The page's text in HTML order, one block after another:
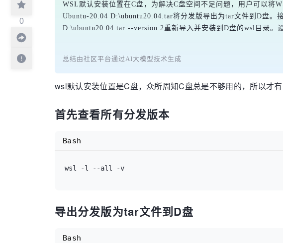
0
WSL默认安装位置在C盘，为解决C盘空间不足问题，用户可以将
Ubuntu-20.04 D:\ubuntu20.04.tar将分发版导出为tar文件到D盘。
D:\ubuntu20.04.tar --version 2重新导入并安装到D盘的wsl目录。
总结由社区平台通过AI大模型技术生成
wsl默认安装位置是C盘，众所周知C盘总是不够用的，所以才
首先查看所有分发版本
Bash
导出分发版为tar文件到D盘
Bash